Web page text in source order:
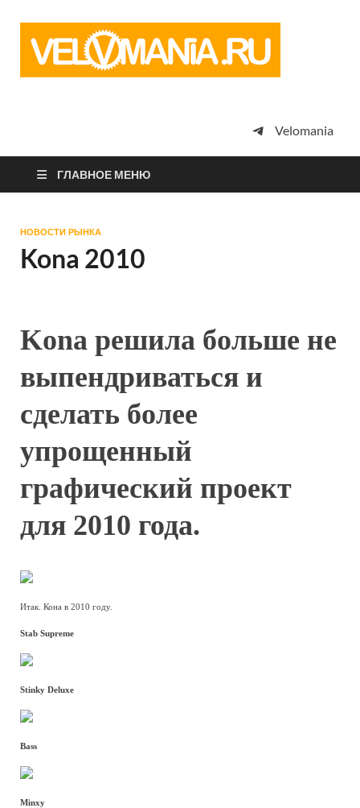
просто
Velomania
ГЛАВНОЕ МЕНЮ
НОВОСТИ РЫНКА
Kona 2010
Kona решила больше не
выпендриваться и
сделать более
упрощенный
графический проект
для 2010 года.
Итак. Кона в 2010 году.
Stab Supreme
Stinky Deluxe
Bass
Minxy